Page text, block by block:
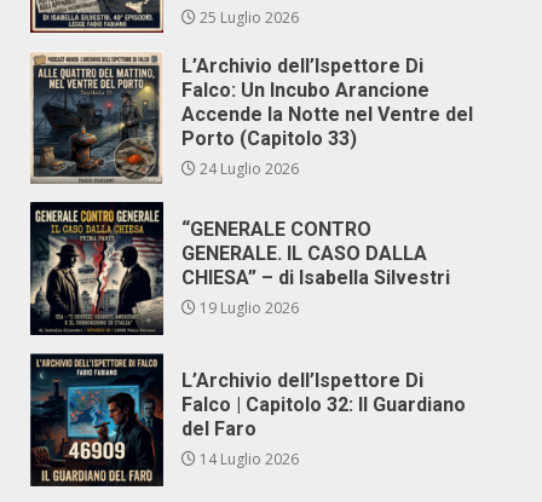
25 Luglio 2026
L’Archivio dell’Ispettore Di
Falco: Un Incubo Arancione
Accende la Notte nel Ventre del
Porto (Capitolo 33)
24 Luglio 2026
“GENERALE CONTRO
GENERALE. IL CASO DALLA
CHIESA” – di Isabella Silvestri
19 Luglio 2026
L’Archivio dell’Ispettore Di
Falco | Capitolo 32: Il Guardiano
del Faro
14 Luglio 2026